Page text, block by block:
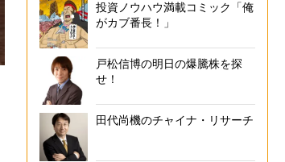
投資ノウハウ満載コミック「俺
がカブ番長！」
戸松信博の明日の爆騰株を探
せ！
田代尚機のチャイナ・リサーチ